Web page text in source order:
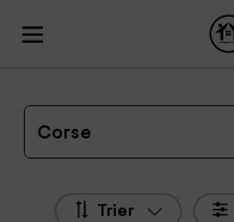
Gîtes Corse de 2026
Corse
Trier